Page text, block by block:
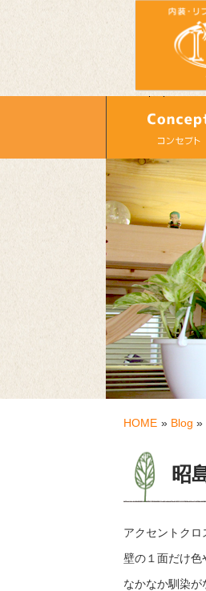
HOME » Blog »
昭
アクセントクロ
壁の１面だけ色
なかなか馴染